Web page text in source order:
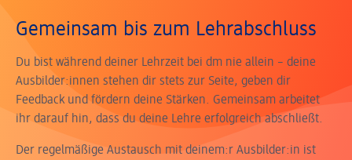
Gemeinsam bis zum Lehrabschluss
Du bist während deiner Lehrzeit bei dm nie allein – deine
Ausbilder:innen stehen dir stets zur Seite, geben dir
Feedback und fördern deine Stärken. Gemeinsam arbeitet
ihr darauf hin, dass du deine Lehre erfolgreich abschließt.
Der regelmäßige Austausch mit deinem:r Ausbilder:in ist